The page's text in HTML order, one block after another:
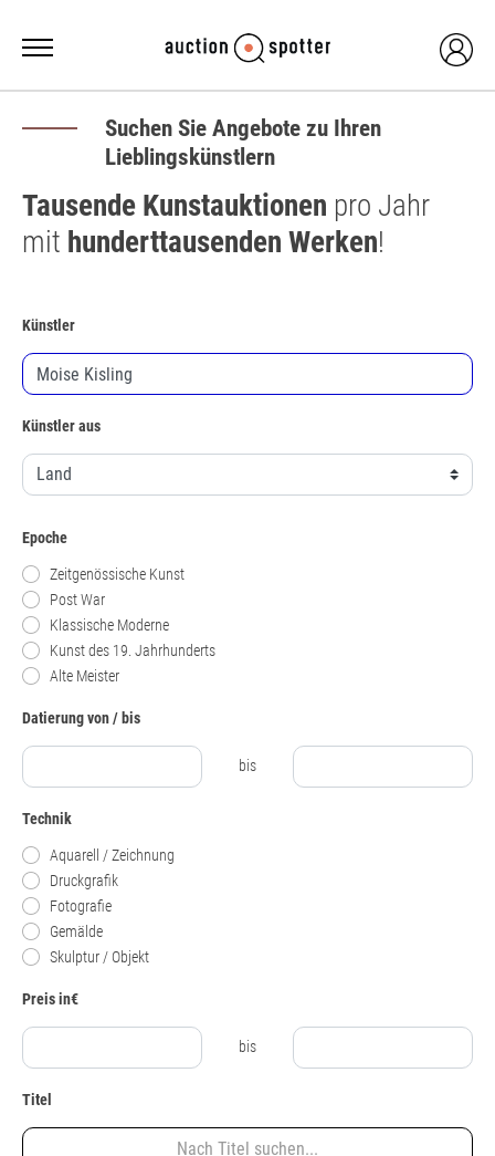
Suchen Sie Angebote zu Ihren
Lieblingskünstlern
Tausende Kunstauktionen pro Jahr
mit hunderttausenden Werken!
Künstler
Künstler aus
Epoche
Zeitgenössische Kunst
Post War
Klassische Moderne
Kunst des 19. Jahrhunderts
Alte Meister
Datierung von / bis
bis
Technik
Aquarell / Zeichnung
Druckgrafik
Fotografie
Gemälde
Skulptur / Objekt
Preis in€
bis
Titel